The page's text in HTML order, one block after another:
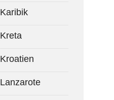
Karibik
Kreta
Kroatien
Lanzarote